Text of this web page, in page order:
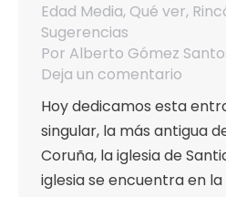
Edad Media, Qué ver,
Sugerencias
Por Alberto Gómez
Deja un comentario
Hoy dedicamos esta
singular, la más antigua
Coruña, la iglesia de
iglesia se encuentra en